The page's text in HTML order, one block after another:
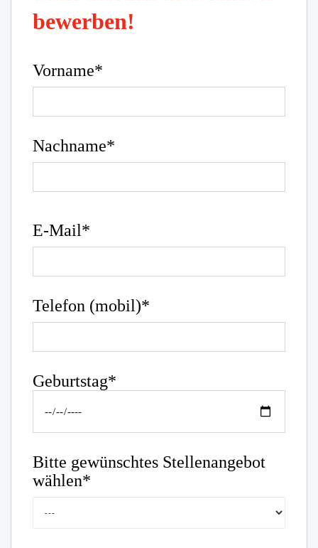
bewerben!
Vorname*
Nachname*
E-Mail*
Telefon (mobil)*
Geburtstag*
Bitte gewünschtes Stellenangebot
wählen*